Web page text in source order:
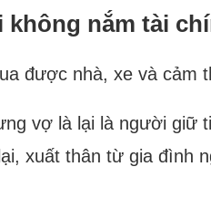
nắm tài
được nhà, xe và cảm
vợ là lại là người
xuất thân từ gia đình